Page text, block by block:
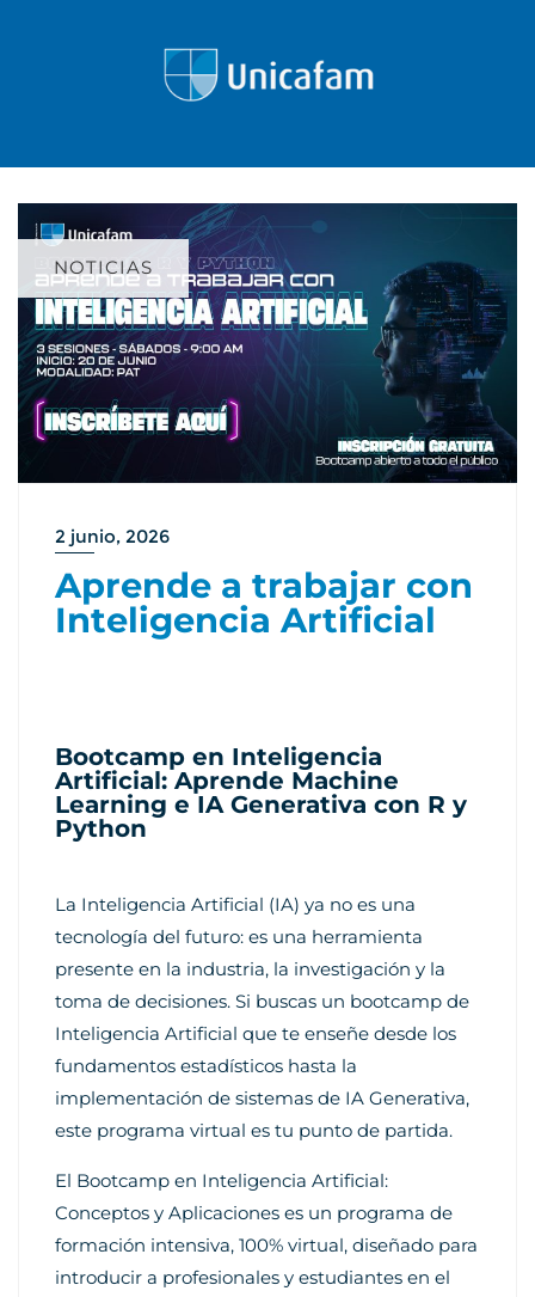
NOTICIAS
2 junio, 2026
Aprende a trabajar con
Inteligencia Artificial
Bootcamp en Inteligencia
Artificial: Aprende Machine
Learning e IA Generativa con R y
Python
La Inteligencia Artificial (IA) ya no es una
tecnología del futuro: es una herramienta
presente en la industria, la investigación y la
toma de decisiones. Si buscas un bootcamp de
Inteligencia Artificial que te enseñe desde los
fundamentos estadísticos hasta la
implementación de sistemas de IA Generativa,
este programa virtual es tu punto de partida.
El Bootcamp en Inteligencia Artificial:
Conceptos y Aplicaciones es un programa de
formación intensiva, 100% virtual, diseñado para
introducir a profesionales y estudiantes en el